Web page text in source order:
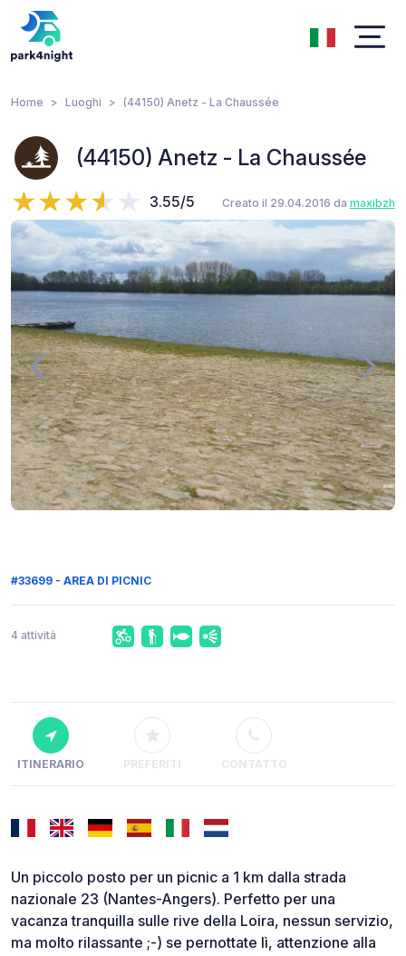
Home Luoghi (44150) Anetz - La Chaussée
(44150) Anetz - La Chaussée
3.55/5 Creato il 29.04.2016 da maxibzh
#33699 - AREA DI PICNIC
4 attività
ITINERARIO PREFERITI CONTATTO
Un piccolo posto per un picnic a 1 km dalla strada
nazionale 23 (Nantes-Angers). Perfetto per una
vacanza tranquilla sulle rive della Loira, nessun servizio,
ma molto rilassante ;-) se pernottate lì, attenzione alla